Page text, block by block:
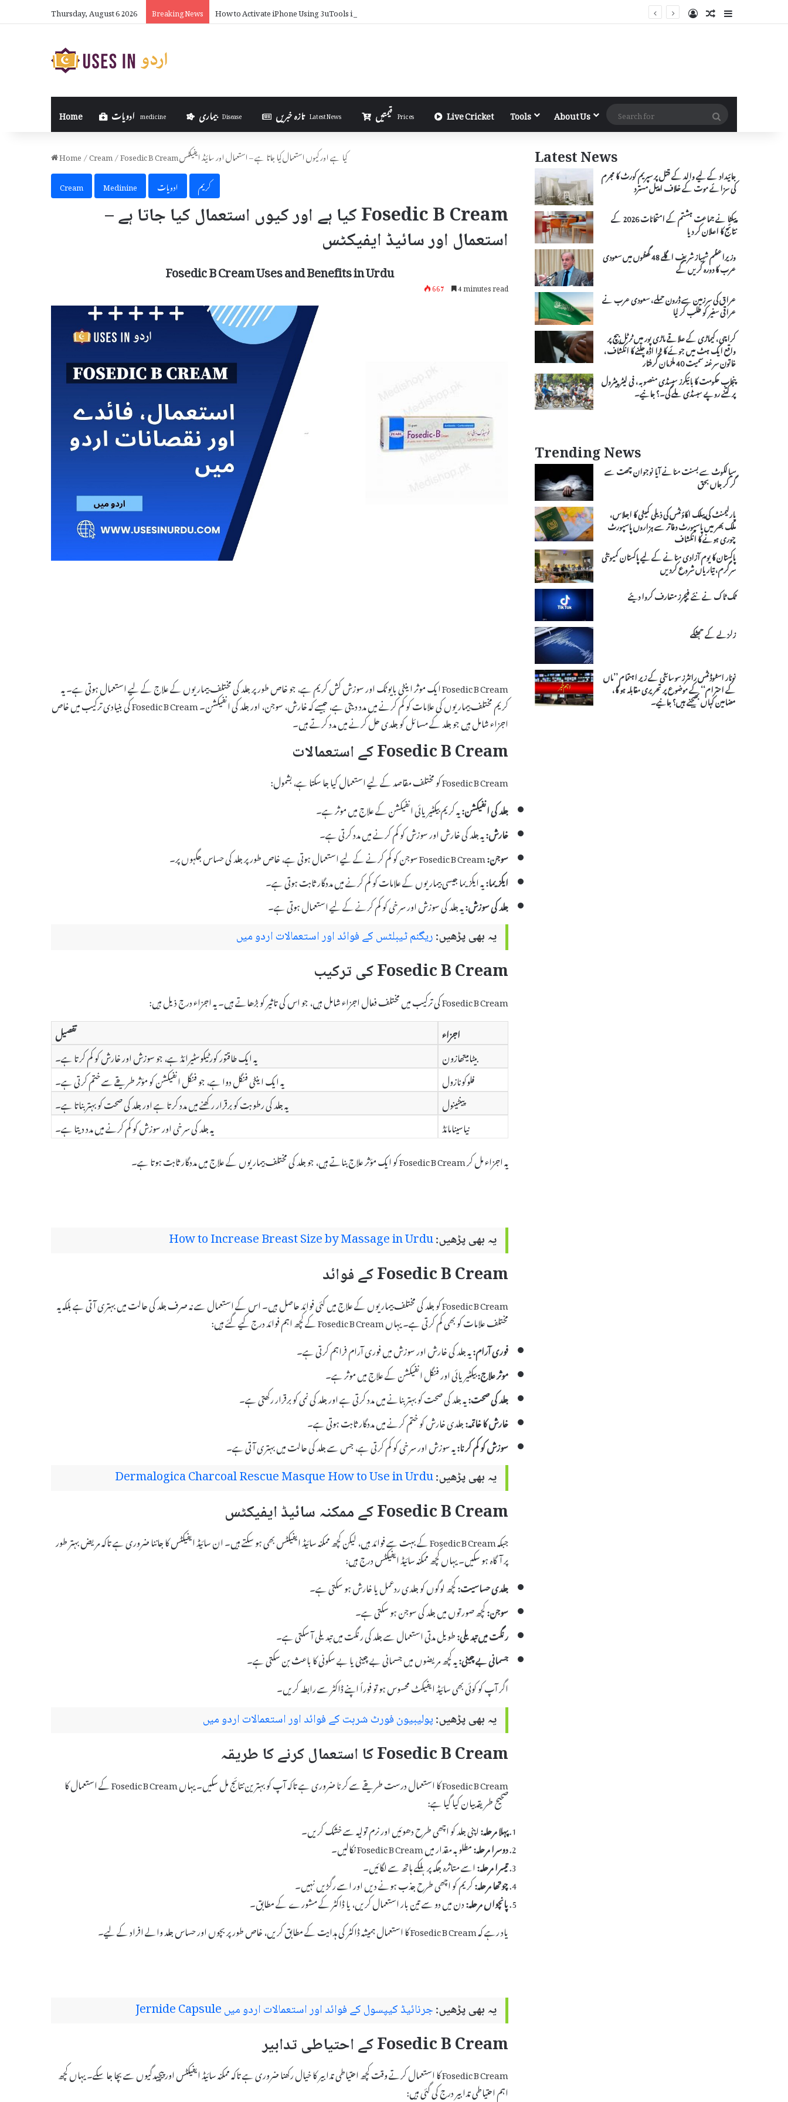
Thursday, August 6 2026 Breaking News How to Activate iPhone Using 3uTools in Urdu Log InRandom Article
Sidebar
Home medicine بیماری Disease تازہ خبریں Latest News Prices Live Cricket Tools About Us
Search
for
Home/Cream/
Fosedic B Cream کیا ہے اور کیوں استعمال کیا جاتا ہے – استعمال اور سائیڈ ایفیکٹس
Cream
Medinine ادویات کریم
Fosedic B Cream کیا ہے اور کیوں استعمال کیا جاتا ہے –
استعمال اور سائیڈ ایفیکٹس
Fosedic B Cream Uses and Benefits in Urdu
667 4 minutes read
Fosedic B Cream ایک موثر اینٹی بایوٹک اور سوزش کش کریم ہے، جو خاص طور پر جلد کی مختلف بیماریوں کے علاج کے لیے استعمال ہوتی ہے۔ یہ
کریم مختلف بیماریوں کی علامات کو کم کرنے میں مدد دیتی ہے، جیسے کہ خارش، سوجن، اور جلد کی انفیکشن۔ Fosedic B Cream کی بنیادی ترکیب میں خاص
اجزاء شامل ہیں جو جلد کے مسائل کو جلدی حل کرنے میں مدد کرتے ہیں۔
Fosedic B Cream کے استعمالات
Fosedic B Cream کو مختلف مقاصد کے لیے استعمال کیا جا سکتا ہے، بشمول:
جلد کی انفیکشن:یہ کریم بیکٹیریائی انفیکشن کے علاج میں موثر ہے۔
خارش:یہ جلد کی خارش اور سوزش کو کم کرنے میں مدد کرتی ہے۔
سوجن:
ایکزیما:یہ ایکزیما جیسی بیماریوں کے علامات کو کم کرنے میں مددگار ثابت ہوتی ہے۔
جلد کی سوزش:یہ جلد کی سوزش اور سرخی کو کم کرنے کے لیے استعمال ہوتی ہے۔
یہ بھی پڑھیں:ریگنم ٹیبلٹس کے فوائد اور استعمالات اردو میں
Fosedic B Cream کی ترکیب
Fosedic B Cream کی ترکیب میں مختلف فعال اجزاء شامل ہیں، جو اس کی تاثیر کو بڑھاتے ہیں۔ یہ اجزاء درج ذیل ہیں:
اجزاء
تفصیل
بیٹامیتھازون
یہ ایک طاقتور کورٹیکوسٹیرائڈ ہے، جو سوزش اور خارش کو کم کرتا ہے۔
فلوکونازول
یہ ایک اینٹی فنگل دوا ہے، جو فنگل انفیکشن کو مؤثر طریقے سے ختم کرتی ہے۔
پینٹینول
یہ جلد کی رطوبت کو برقرار رکھنے میں مدد کرتا ہے اور جلد کی صحت کو بہتر بناتا ہے۔
نیاسینامائڈ
یہ جلد کی سرخی اور سوزش کو کم کرنے میں مدد دیتا ہے۔
یہ اجزاء مل کر Fosedic B Cream کو ایک مؤثر علاج بناتے ہیں، جو جلد کی مختلف بیماریوں کے علاج میں مددگار ثابت ہوتا ہے۔
یہ بھی پڑھیں:How to Increase Breast Size by Massage in Urdu
Fosedic B Cream کے فوائد
Fosedic B Cream کو جلد کی مختلف بیماریوں کے علاج میں کئی فوائد حاصل ہیں۔ اس کے استعمال سے نہ صرف جلد کی حالت میں بہتری آتی ہے بلکہ یہ
مختلف علامات کو بھی کم کرتی ہے۔ یہاں Fosedic B Cream کے کچھ اہم فوائد درج کیے گئے ہیں:
فوری آرام:یہ جلد کی خارش اور سوزش میں فوری آرام فراہم کرتی ہے۔
موثر علاج:بیکٹیریائی اور فنگل انفیکشن کے علاج میں موثر ہے۔
جلد کی صحت:یہ جلد کی صحت کو بہتر بنانے میں مدد کرتی ہے اور جلد کی نمی کو برقرار رکھتی ہے۔
خارش کا خاتمہ:جلدی خارش کو ختم کرنے میں مددگار ثابت ہوتی ہے۔
سوزش کو کم کرنا:یہ سوزش اور سرخی کو کم کرتی ہے، جس سے جلد کی حالت میں بہتری آتی ہے۔
یہ بھی پڑھیں:Dermalogica Charcoal Rescue Masque How to Use in Urdu
Fosedic B Cream کے ممکنہ سائیڈ ایفیکٹس
جبکہ Fosedic B Cream کے بہت سے فوائد ہیں، لیکن کچھ ممکنہ سائیڈ ایفیکٹس بھی ہو سکتے ہیں۔ ان سائیڈ ایفیکٹس کا جاننا ضروری ہے تاکہ مریض بہتر طور
پر آگاہ ہو سکیں۔ یہاں کچھ ممکنہ سائیڈ ایفیکٹس درج ہیں:
جلدی حساسیت:کچھ لوگوں کو جلدی ردعمل یا خارش ہو سکتی ہے۔
سوجن:کچھ صورتوں میں جلد کی سوجن ہو سکتی ہے۔
رنگت میں تبدیلی:طویل مدتی استعمال سے جلد کی رنگت میں تبدیلی آ سکتی ہے۔
جسمانی بے چینی:یہ کچھ مریضوں میں جسمانی بے چینی یا بے سکونی کا باعث بن سکتی ہے۔
اگر آپ کو کوئی بھی سائیڈ ایفیکٹ محسوس ہو تو فوراً اپنے ڈاکٹر سے رابطہ کریں۔
یہ بھی پڑھیں:پولیبیون فورٹ شربت کے فوائد اور استعمالات اردو میں
Fosedic B Cream کا استعمال کرنے کا طریقہ
Fosedic B Cream کا استعمال درست طریقے سے کرنا ضروری ہے تاکہ آپ کو بہترین نتائج مل سکیں۔ یہاں Fosedic B Cream کے استعمال کا
صحیح طریقہ بیان کیا گیا ہے:
پہلا مرحلہ:اپنی جلد کو اچھی طرح دھوئیں اور نرم تولیہ سے خشک کریں۔
دوسرا مرحلہ:مطلوبہ مقدار میں Fosedic B Cream نکالیں۔
تیسرا مرحلہ:اسے متاثرہ جگہ پر ہلکے ہاتھ سے لگائیں۔
چوتھا مرحلہ:کریم کو اچھی طرح جذب ہونے دیں اور اسے رگڑیں نہیں۔
پانچواں مرحلہ:دن میں دو سے تین بار استعمال کریں، یا ڈاکٹر کے مشورے کے مطابق۔
یاد رہے کہ Fosedic B Cream کا استعمال ہمیشہ ڈاکٹر کی ہدایت کے مطابق کریں، خاص طور پر بچوں اور حساس جلد والے افراد کے لیے۔
یہ بھی پڑھیں:جرنائیڈ کیپسول کے فوائد اور استعمالات اردو میں Jernide Capsule
Fosedic B Cream کے احتیاطی تدابیر
Fosedic B Cream کا استعمال کرتے وقت کچھ احتیاطی تدابیر کا خیال رکھنا ضروری ہے تاکہ ممکنہ سائیڈ ایفیکٹس اور پیچیدگیوں سے بچا جا سکے۔ یہاں کچھ
اہم احتیاطی تدابیر درج کی گئی ہیں:
Latest News
جائیداد کے لیے والد کے قتل پر سپریم کورٹ کا مجرم
کی سزائے موت کے خلاف اپیل مسترد
پیکٹا نے جماعت ہشتم کے امتحانات 2026 کے
نتائج کا اعلان کر دیا
وزیراعظم شہباز شریف اگلے 48 گھنٹوں میں سعودی
عرب کا دورہ کریں گے
عراق کی سرزمین سے ڈرون حملے، سعودی عرب نے
عراقی سفیر کو طلب کر لیا
کراچی، کیماڑی کے علاقے ماڑی پور میں ٹرٹل بیچ پر
واقع ایک ہٹ میں جوئے کا بڑا اڈہ چلنے کا انکشاف،
خاتون سرغنہ سمیت 40 ملزمان گرفتار
پنجاب حکومت کا بائیکرز سبسڈی منصوبہ، فی لیٹر پیٹرول
پر کتنے روپے سبسڈی ملے گی۔؟ جانیے۔
Trending News
سیالکوٹ سے بسنت منانے آیا نوجوان چھت سے
گر کر جاں بحق
پارلیمنٹ کی پبلک اکاؤنٹس کی ذیلی کمیٹی کا اجلاس،
ملک بھر میں پاسپورٹ دفاتر سے ہزاروں پاسپورٹ
چوری ہونے کا انکشاف
پاکستان کا یوم آزادی منانے کے لیے پاکستان کمیونٹی
سرگرم، تیاریاں شروع کردیں
ٹک ٹاک نے نئے فیچرز متعارف کروا دیئے
زلزلے کے جھٹکے
نونار اسٹوڈنٹس رائٹرز سوسائٹی کے زیر اہتمام ’’ماں
کے احترام‘‘ کے موضوع پر تحریری مقابلہ ہو گا،
مضامین کہاں بھیجنے ہیں؟ جانیے۔